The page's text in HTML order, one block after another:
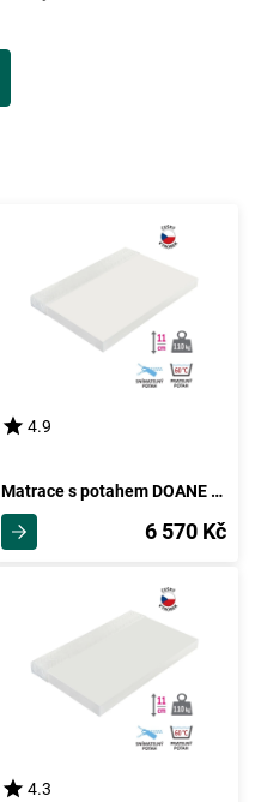
4.9
Matrace s potahem DOANE 160x200 cm
6 570 Kč
4.3